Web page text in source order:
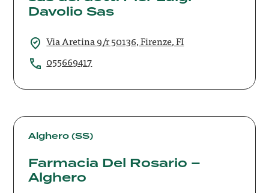
Davolio Sas
Via Aretina 9/r 50136, Firenze, FI
055669417
dott.
Luigi
Davolio
Sas
Alghero (SS)
Farmacia Del Rosario –
Alghero
Farmacia
Del
Alghero